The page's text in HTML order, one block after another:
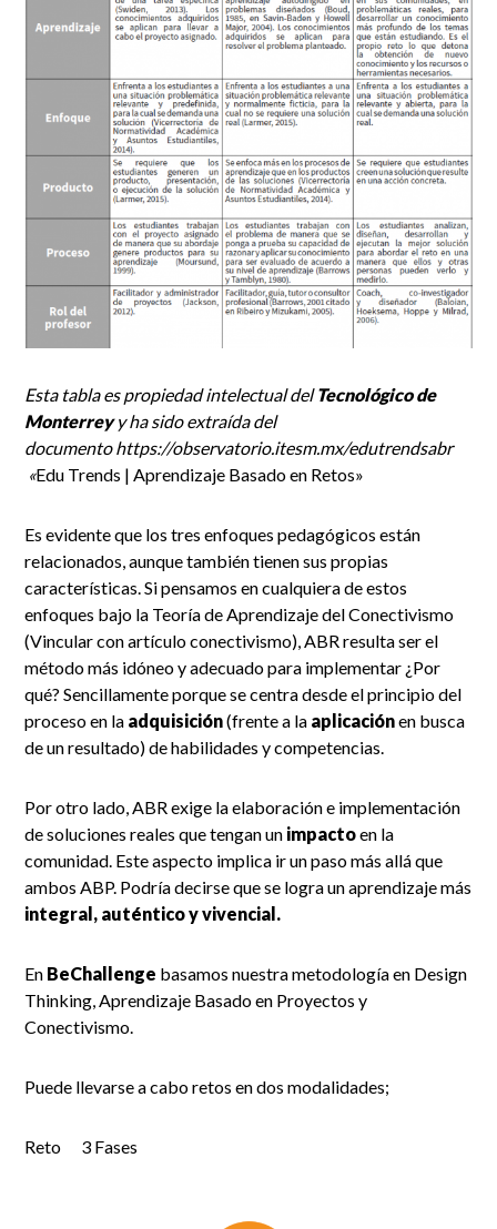
Esta tabla es propiedad intelectual delTecnológico de
Monterreyy ha sido extraída del
documento https://observatorio.itesm.mx/edutrendsabr
«Edu Trends | Aprendizaje Basado en Retos»
Es evidente que los tres enfoques pedagógicos están
relacionados, aunque también tienen sus propias
características. Si pensamos en cualquiera de estos
enfoques bajo la Teoría de Aprendizaje del Conectivismo
(Vincular con artículo conectivismo), ABR resulta ser el
método más idóneo y adecuado para implementar ¿Por
qué? Sencillamente porque se centra desde el principio del
proceso en la adquisición(frente a la aplicaciónen busca
de un resultado) de habilidades y competencias.
Por otro lado, ABR exige la elaboración e implementación
de soluciones reales que tengan un impactoen la
comunidad. Este aspecto implica ir un paso más allá que
ambos ABP. Podría decirse que se logra un aprendizaje más
integral, auténtico y vivencial.
En BeChallenge basamos nuestra metodología en Design
Thinking, Aprendizaje Basado en Proyectos y
Conectivismo.
Puede llevarse a cabo retos en dos modalidades;
Reto 3 Fases